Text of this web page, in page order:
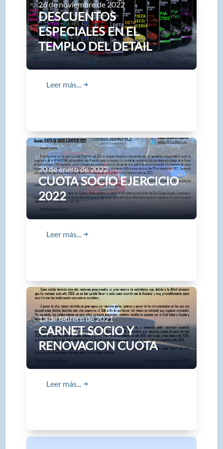
DESCUENTOS
ESPECIALES EN EL
TEMPLO DEL DETAIL
26 de noviembre de 2022
Leer más... ➜
CUOTA SOCIO EJERCICIO
2022
20 de enero de 2022
Leer más... ➜
CARNET SOCIO Y
RENOVACION CUOTA
13 de febrero de 2021
Leer más... ➜